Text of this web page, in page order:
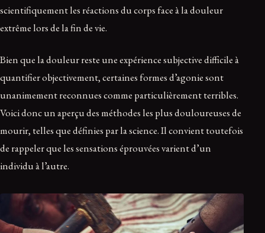
scientifiquement les réactions du corps face à la douleur
extrême lors de la fin de vie.
Bien que la douleur reste une expérience subjective difficile à
quantifier objectivement, certaines formes d’agonie sont
unanimement reconnues comme particulièrement terribles.
Voici donc un aperçu des méthodes les plus douloureuses de
mourir, telles que définies par la science. Il convient toutefois
de rappeler que les sensations éprouvées varient d’un
individu à l’autre.